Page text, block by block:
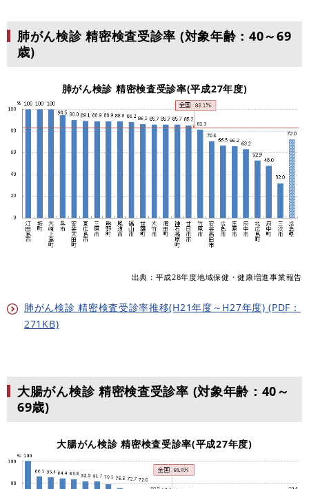
肺がん検診 精密検査受診率 (対象年齢：40～69
歳)
肺がん検診 精密検査受診率(平成27年度)
出典：平成28年度地域保健・健康増進事業報告
肺がん検診 精密検査受診率推移(H21年度～H27年度) (PDF：
271KB)
大腸がん検診 精密検査受診率 (対象年齢：40～
69歳)
大腸がん検診 精密検査受診率(平成27年度)